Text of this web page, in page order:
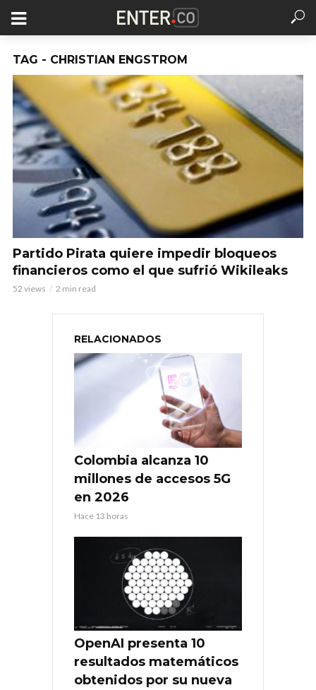
TAG - CHRISTIAN ENGSTROM
Partido Pirata quiere impedir bloqueos
financieros como el que sufrió Wikileaks
52 views 2 min read
RELACIONADOS
Colombia alcanza 10
millones de accesos 5G
en 2026
Hace 13 horas
OpenAI presenta 10
resultados matemáticos
obtenidos por su nueva